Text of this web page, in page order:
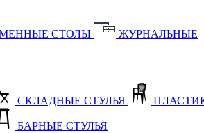
СТОЛЫ
ЖУРНАЛЬНЫЕ
СКЛАДНЫЕ СТУЛЬЯ
БАРНЫЕ СТУЛЬЯ